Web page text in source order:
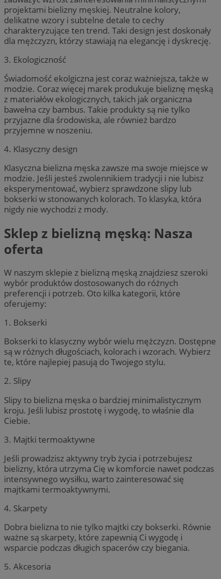
projektami bielizny męskiej. Neutralne kolory,
delikatne wzory i subtelne detale to cechy
charakteryzujące ten trend. Taki design jest doskonały
dla mężczyzn, którzy stawiają na elegancję i dyskrecję.
3. Ekologiczność
Świadomość ekolgiczna jest coraz ważniejsza, także w
modzie. Coraz więcej marek produkuje bieliznę męską
z materiałów ekologicznych, takich jak organiczna
bawełna czy bambus. Takie produkty są nie tylko
przyjazne dla środowiska, ale również bardzo
przyjemne w noszeniu.
4. Klasyczny design
Klasyczna bielizna męska zawsze ma swoje miejsce w
modzie. Jeśli jesteś zwolennikiem tradycji i nie lubisz
eksperymentować, wybierz sprawdzone slipy lub
bokserki w stonowanych kolorach. To klasyka, która
nigdy nie wychodzi z mody.
Sklep z bielizną męską: Nasza
oferta
W naszym sklepie z bielizną męską znajdziesz szeroki
wybór produktów dostosowanych do różnych
preferencji i potrzeb. Oto kilka kategorii, które
oferujemy:
1. Bokserki
Bokserki to klasyczny wybór wielu mężczyzn. Dostępne
są w różnych długościach, kolorach i wzorach. Wybierz
te, które najlepiej pasują do Twojego stylu.
2. Slipy
Slipy to bielizna męska o bardziej minimalistycznym
kroju. Jeśli lubisz prostotę i wygodę, to właśnie dla
Ciebie.
3. Majtki termoaktywne
Jeśli prowadzisz aktywny tryb życia i potrzebujesz
bielizny, która utrzyma Cię w komforcie nawet podczas
intensywnego wysiłku, warto zainteresować się
majtkami termoaktywnymi.
4. Skarpety
Dobra bielizna to nie tylko majtki czy bokserki. Równie
ważne są skarpety, które zapewnią Ci wygodę i
wsparcie podczas długich spacerów czy biegania.
5. Akcesoria